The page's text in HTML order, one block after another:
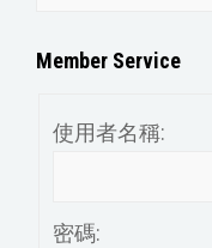
分
Member Service
使用者名稱:
密碼: